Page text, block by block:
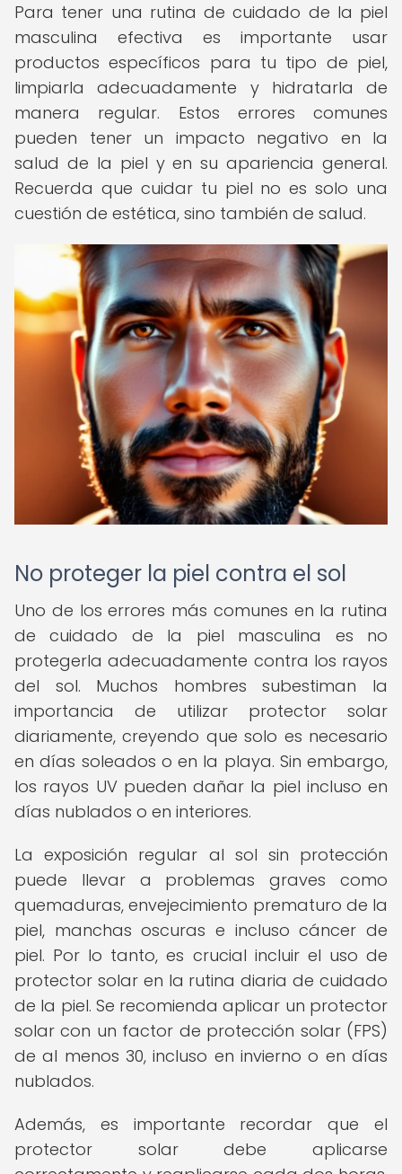
Para tener una rutina de cuidado de la piel
masculina efectiva es importante usar
productos específicos para tu tipo de piel,
limpiarla adecuadamente y hidratarla de
manera regular. Estos errores comunes
pueden tener un impacto negativo en la
salud de la piel y en su apariencia general.
Recuerda que cuidar tu piel no es solo una
cuestión de estética, sino también de salud.
No proteger la piel contra el sol
Uno de los errores más comunes en la rutina
de cuidado de la piel masculina es no
protegerla adecuadamente contra los rayos
del sol. Muchos hombres subestiman la
importancia de utilizar protector solar
diariamente, creyendo que solo es necesario
en días soleados o en la playa. Sin embargo,
los rayos UV pueden dañar la piel incluso en
días nublados o en interiores.
La exposición regular al sol sin protección
puede llevar a problemas graves como
quemaduras, envejecimiento prematuro de la
piel, manchas oscuras e incluso cáncer de
piel. Por lo tanto, es crucial incluir el uso de
protector solar en la rutina diaria de cuidado
de la piel. Se recomienda aplicar un protector
solar con un factor de protección solar (FPS)
de al menos 30, incluso en invierno o en días
nublados.
Además, es importante recordar que el
protector solar debe aplicarse